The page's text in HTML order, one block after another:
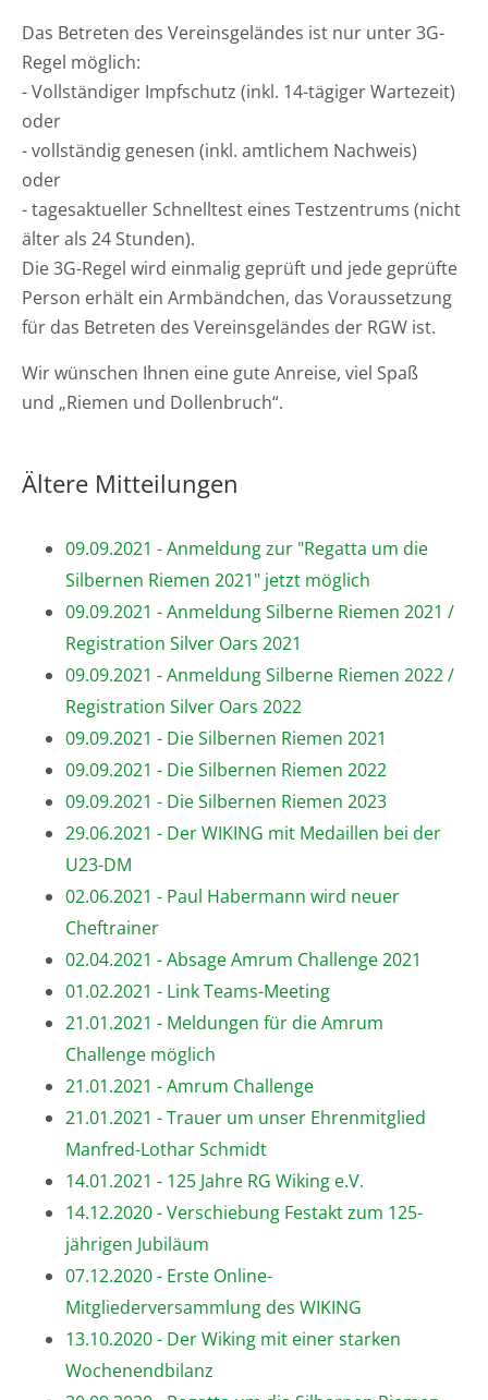
Das Betreten des Vereinsgeländes ist nur unter 3G-
Regel möglich:
- Vollständiger Impfschutz (inkl. 14-tägiger Wartezeit)
oder
- vollständig genesen (inkl. amtlichem Nachweis)
oder
- tagesaktueller Schnelltest eines Testzentrums (nicht
älter als 24 Stunden).
Die 3G-Regel wird einmalig geprüft und jede geprüfte
Person erhält ein Armbändchen, das Voraussetzung
für das Betreten des Vereinsgeländes der RGW ist.
Wir wünschen Ihnen eine gute Anreise, viel Spaß
und „Riemen und Dollenbruch“.
Ältere Mitteilungen
09.09.2021 - Anmeldung zur "Regatta um die
Silbernen Riemen 2021" jetzt möglich
09.09.2021 - Anmeldung Silberne Riemen 2021 /
Registration Silver Oars 2021
09.09.2021 - Anmeldung Silberne Riemen 2022 /
Registration Silver Oars 2022
09.09.2021 - Die Silbernen Riemen 2021
09.09.2021 - Die Silbernen Riemen 2022
09.09.2021 - Die Silbernen Riemen 2023
29.06.2021 - Der WIKING mit Medaillen bei der
U23-DM
02.06.2021 - Paul Habermann wird neuer
Cheftrainer
02.04.2021 - Absage Amrum Challenge 2021
01.02.2021 - Link Teams-Meeting
21.01.2021 - Meldungen für die Amrum
Challenge möglich
21.01.2021 - Amrum Challenge
21.01.2021 - Trauer um unser Ehrenmitglied
Manfred-Lothar Schmidt
14.01.2021 - 125 Jahre RG Wiking e.V.
14.12.2020 - Verschiebung Festakt zum 125-
jährigen Jubiläum
07.12.2020 - Erste Online-
Mitgliederversammlung des WIKING
13.10.2020 - Der Wiking mit einer starken
Wochenendbilanz